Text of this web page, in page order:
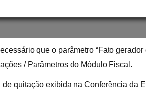
que o parâmetro “Fato
/ Parâmetros do Módulo Fiscal.
quitação exibida na Conferência da